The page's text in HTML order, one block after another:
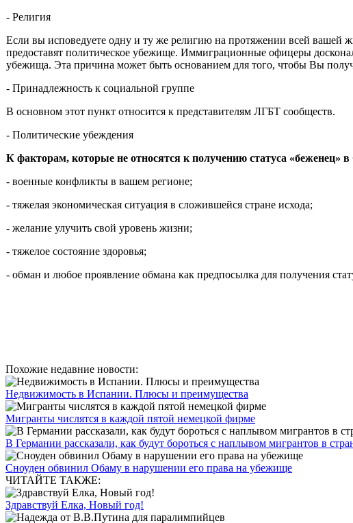
- Религия
Если вы исповедуете одну и ту же религию на протяжении всей вашей
предоставят политическое убежище. Иммиграционные офицеры
убежища. Эта причина может быть основанием для того, чтобы Вы
- Принадлежность к социальной группе
В основном этот пункт относится к представителям ЛГБТ сообществ.
- Политические убеждения
К факторам, которые не относятся к получению статуса «беженец»
- военные конфликты в вашем регионе;
- тяжелая экономическая ситуация в сложившейся стране исхода;
- желание улучить свой уровень жизни;
- тяжелое состояние здоровья;
- обман и любое проявление обмана как предпосылка для получения
Похожие недавние новости:
Недвижимость в Испании. Плюсы и преимущества
Мигранты числятся в каждой пятой немецкой фирме
В Германии рассказали, как будут бороться с наплывом мигрантов в
Сноуден обвинил Обаму в нарушении его права на убежище
ЧИТАЙТЕ ТАКЖЕ:
Здравствуй Елка, Новый год!